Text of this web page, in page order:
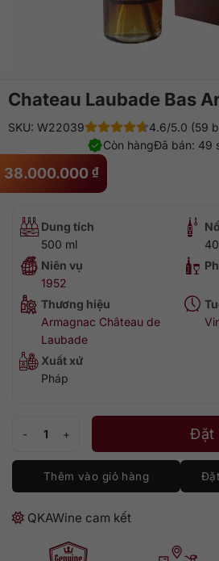
Chateau Laubade Bas
38.000.000 ₫
SKU: W22039
4.6/5.0 (59
Đã bán: 49
Còn hàng
Dung tích
500 ml
Niên vụ
1952
Thương hiệu
Armagnac Château de
Laubade
Xuất xứ
Pháp
Chateau Laubade Bas Armagnac 1952 số
Đặt
Thêm vào giỏ hàng
QKAWine cam kết